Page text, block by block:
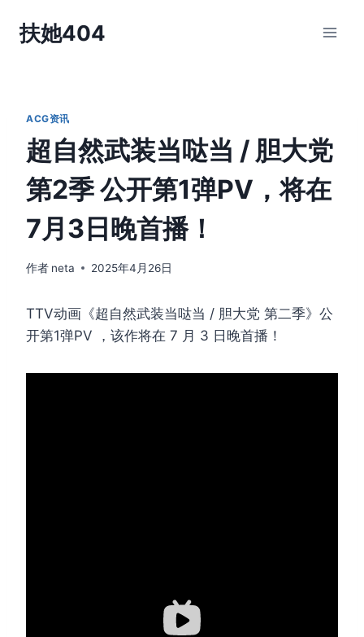
扶她404
ACG资讯
超自然武装当哒当 / 胆大党
第2季 公开第1弹PV，将在
7月3日晚首播！
作者 neta 2025年4月26日
TTV动画《超自然武装当哒当 / 胆大党 第二季》公
开第1弹PV ，该作将在 7 月 3 日晚首播！